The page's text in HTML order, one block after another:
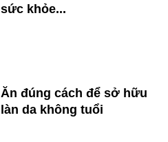
sức khỏe...
Ăn đúng cách để sở hữu
làn da không tuổi